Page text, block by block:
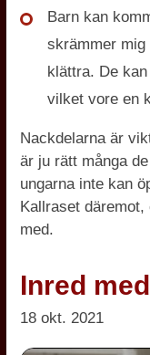
Barn kan
skrämmer
klättra. De
vilket vore en
Nackdelarna är
är ju rätt många
ungarna inte kan
Kallraset
med.
Inred
18 okt. 2021